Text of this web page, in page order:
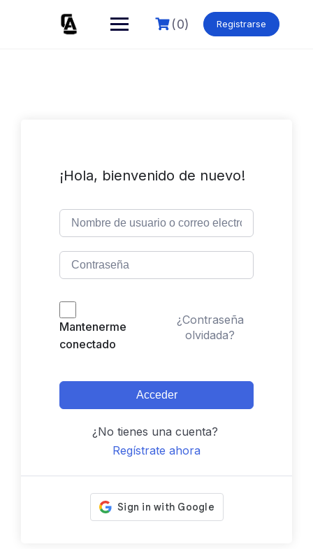
(0) Registrarse
¡Hola, bienvenido de nuevo!
Mantenerme
conectado
¿Contraseña
olvidada?
Acceder
¿No tienes una cuenta?
Regístrate ahora